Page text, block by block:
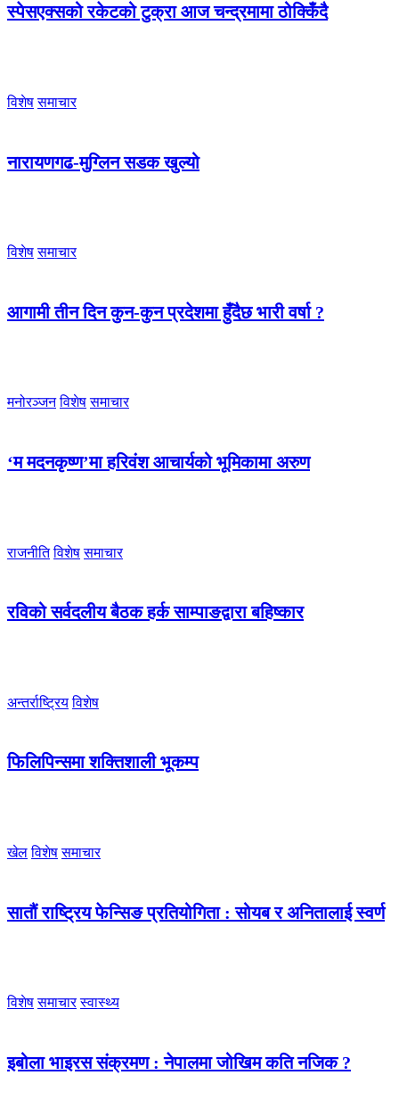
स्पेसएक्सको रकेटको टुक्रा आज चन्द्रमामा ठोक्किँदै
विशेष समाचार
नारायणगढ-मुग्लिन सडक खुल्यो
विशेष समाचार
आगामी तीन दिन कुन-कुन प्रदेशमा हुँदैछ भारी वर्षा ?
मनोरञ्जन विशेष समाचार
‘म मदनकृष्ण’मा हरिवंश आचार्यको भूमिकामा अरुण
राजनीति विशेष समाचार
रविको सर्वदलीय बैठक हर्क साम्पाङद्वारा बहिष्कार
अन्तर्राष्ट्रिय विशेष
फिलिपिन्समा शक्तिशाली भूकम्प
खेल विशेष समाचार
सातौं राष्ट्रिय फेन्सिङ प्रतियोगिता : सोयब र अनितालाई स्वर्ण
विशेष समाचार स्वास्थ्य
इबोला भाइरस संक्रमण : नेपालमा जोखिम कति नजिक ?